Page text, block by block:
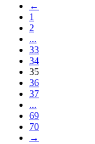
←
1
2
...
33
34
35
36
37
...
69
70
→